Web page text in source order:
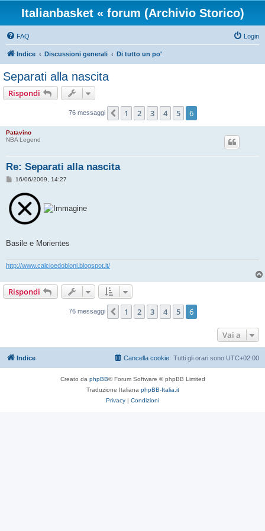
Italianbasket « forum (Archivio Storico)
FAQ Login
Indice Discussioni generali Di tutto un po'
Separati alla nascita
Rispondi
76 messaggi Precedente
1 2 3 4 5 6
Patavino
NBA Legend
Re: Separati alla nascita
M
s
g
g
16/06/2009, 14:27
Basile e Morientes
http://www.calcioedobloni.blogspot.it/
Rispondi
76 messaggi Precedente
1 2 3 4 5 6
Vai a
Indice Tutti gli orari sono UTC+02:00
Cancella cookie
Creato da phpBB® Forum Software © phpBB Limited
Traduzione Italiana phpBB-Italia.it
Privacy | Condizioni